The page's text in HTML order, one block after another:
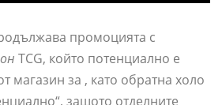
промоцията с
TCG, който потенциално е
магазин за , като обратна холо
защото отделните